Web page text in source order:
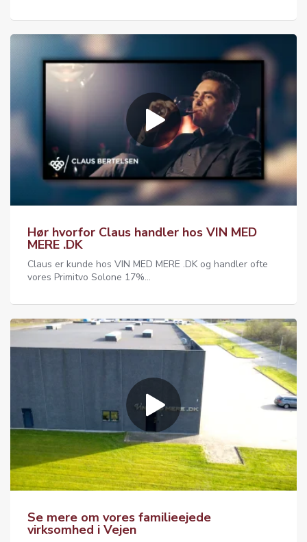
Hør hvorfor Claus handler hos VIN MED
MERE .DK
Claus er kunde hos VIN MED MERE .DK og handler ofte
vores Primitvo Solone 17%...
Se mere om vores familieejede
virksomhed i Vejen